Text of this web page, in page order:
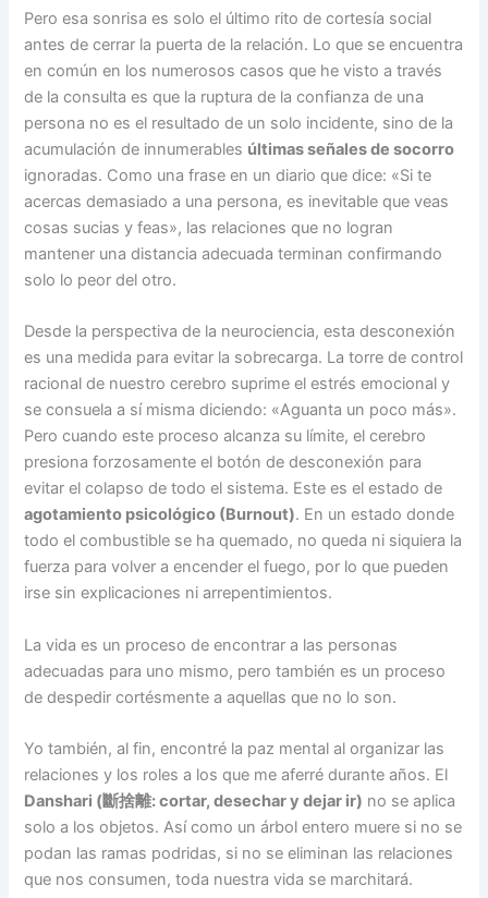
Pero esa sonrisa es solo el último rito de cortesía social
antes de cerrar la puerta de la relación. Lo que se encuentra
en común en los numerosos casos que he visto a través
de la consulta es que la ruptura de la confianza de una
persona no es el resultado de un solo incidente, sino de la
acumulación de innumerables últimas señales de socorro
ignoradas. Como una frase en un diario que dice: «Si te
acercas demasiado a una persona, es inevitable que veas
cosas sucias y feas», las relaciones que no logran
mantener una distancia adecuada terminan confirmando
solo lo peor del otro.
Desde la perspectiva de la neurociencia, esta desconexión
es una medida para evitar la sobrecarga. La torre de control
racional de nuestro cerebro suprime el estrés emocional y
se consuela a sí misma diciendo: «Aguanta un poco más».
Pero cuando este proceso alcanza su límite, el cerebro
presiona forzosamente el botón de desconexión para
evitar el colapso de todo el sistema. Este es el estado de
agotamiento psicológico (Burnout). En un estado donde
todo el combustible se ha quemado, no queda ni siquiera la
fuerza para volver a encender el fuego, por lo que pueden
irse sin explicaciones ni arrepentimientos.
La vida es un proceso de encontrar a las personas
adecuadas para uno mismo, pero también es un proceso
de despedir cortésmente a aquellas que no lo son.
Yo también, al fin, encontré la paz mental al organizar las
relaciones y los roles a los que me aferré durante años. El
Danshari (斷捨離: cortar, desechar y dejar ir) no se aplica
solo a los objetos. Así como un árbol entero muere si no se
podan las ramas podridas, si no se eliminan las relaciones
que nos consumen, toda nuestra vida se marchitará.